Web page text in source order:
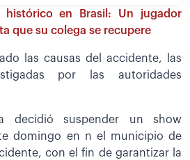
histórico en Brasil: Un jugador
que su colega se recupere
las causas del accidente, las
por las autoridades
decidió suspender un show
domingo en n el municipio de
con el fin de garantizar la